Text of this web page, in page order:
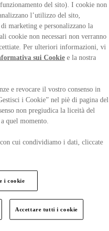
del sito). I cookie non
l’utilizzo del sito,
marketing e personalizzano la
cookie non necessari non verranno
Per ulteriori informazioni, vi
sui Cookie e la nostra
e revocare il vostro consenso in
i Cookie” nel piè di pagina del
non pregiudica la liceità del
quel momento.
cui condividiamo i dati, cliccate
i cookie
Accettare tutti i cookie